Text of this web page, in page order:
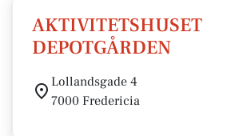
AKTIVITETSHUSET
DEPOTGÅRDEN
Lollandsgade 4
7000 Fredericia